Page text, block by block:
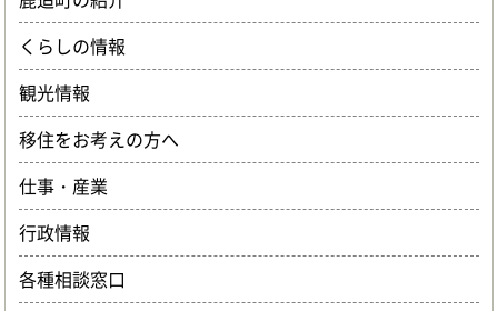
くらしの情報
観光情報
移住をお考えの方へ
仕事・産業
行政情報
各種相談窓口